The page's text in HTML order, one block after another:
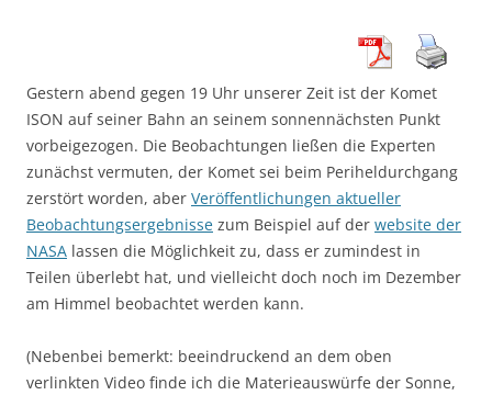
Gestern abend gegen 19 Uhr unserer Zeit ist der Komet
ISON auf seiner Bahn an seinem sonnennächsten Punkt
vorbeigezogen. Die Beobachtungen ließen die Experten
zunächst vermuten, der Komet sei beim Periheldurchgang
zerstört worden, aber Veröffentlichungen aktueller
Beobachtungsergebnisse zum Beispiel auf der website der
NASA lassen die Möglichkeit zu, dass er zumindest in
Teilen überlebt hat, und vielleicht doch noch im Dezember
am Himmel beobachtet werden kann.
(Nebenbei bemerkt: beeindruckend an dem oben
verlinkten Video finde ich die Materieauswürfe der Sonne,